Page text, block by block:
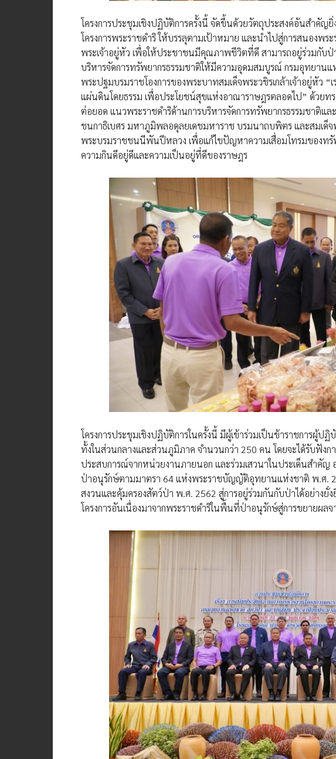
โครงการประชุมเชิงปฏิบัติการครั้งนี้ จัดขึ้นด้วยวัตถุประสงค์อันสำคัญ
โครงการพระราชดำริ ให้บรรลุตามเป้าหมาย และนำไปสู่การสนองพ
พระเจ้าอยู่หัว เพื่อให้ประชาชนมีคุณภาพชีวิตที่ดี สามารถอยู่ร่วมกับป่
บริหารจัดการทรัพยากรธรรมชาติให้มีความอุดมสมบูรณ์ กรมอุทยา
พระปฐมบรมราชโองการของพระบาทสมเด็จพระวชิรเกล้าเจ้าอยู่หัว
แผ่นดินโดยธรรม เพื่อประโยชน์สุขแห่งอาณาราษฎรตลอดไป” ด้วยท
ต่อยอด แนวพระราชดำริด้านการบริหารจัดการทรัพยากรธรรมชาติแ
ชนกาธิเบศร มหาภูมิพลอดุลยเดชมหาราช บรมนาถบพิตร และสมเด็จ
พระบรมราชชนนีพันปีหลวง เพื่อแก้ไขปัญหาความเสื่อมโทรมของทรั
ความกินดีอยู่ดีและความเป็นอยู่ที่ดีของราษฎร
โครงการประชุมเชิงปฏิบัติการในครั้งนี้ มีผู้เข้าร่วมเป็นข้าราชการผู้ปฏิ
ทั้งในส่วนกลางและส่วนภูมิภาค จำนวนกว่า 250 คน โดยจะได้รับฟังก
ประสบการณ์จากหน่วยงานภายนอก และร่วมเสวนาในประเด็นสำคั
ป่าอนุรักษ์ตามมาตรา 64 แห่งพระราชบัญญัติอุทยานแห่งชาติ พ.ศ.
สงวนและคุ้มครองสัตว์ป่า พ.ศ. 2562 สู่การอยู่ร่วมกันกับป่าได้อย่างยั่
โครงการอันเนื่องมาจากพระราชดำริในพื้นที่ป่าอนุรักษ์สู่การขยายผล